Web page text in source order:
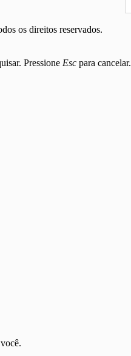
os direitos reservados.
Pressione Esc para cancelar.